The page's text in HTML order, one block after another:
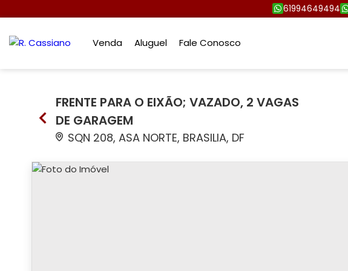
61994649494
Venda Aluguel Fale Conosco
FRENTE PARA O EIXÃO; VAZADO, 2 VAGAS
DE GARAGEM
SQN 208, ASA NORTE, BRASILIA, DF